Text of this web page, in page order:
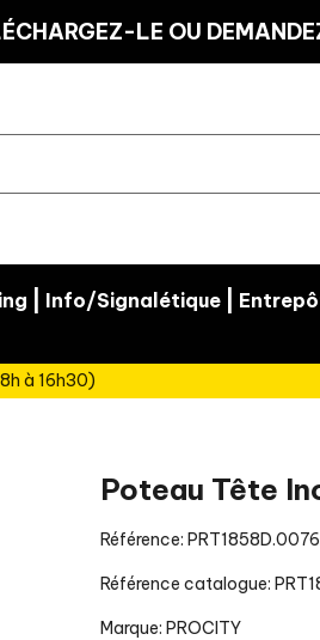
LE OU
Info/Signalétique
à 16h30)
Poteau Tête
Référence:
Référence catalogue:
Marque: PROCITY